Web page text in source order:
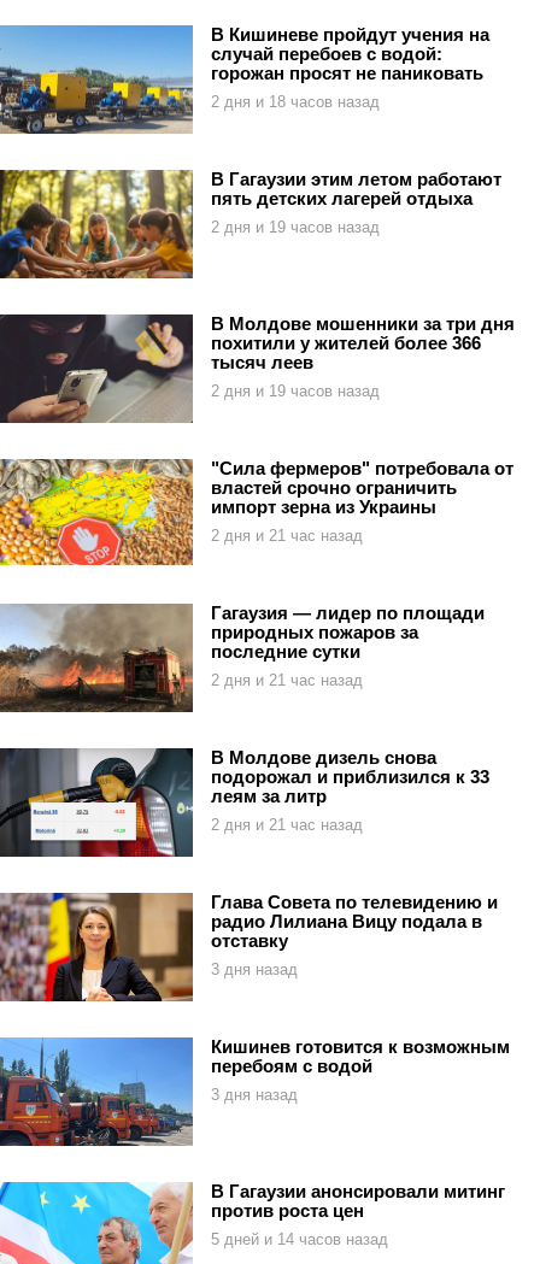
В Кишиневе пройдут учения на
случай перебоев с водой:
горожан просят не паниковать
2 дня и 18 часов назад
В Гагаузии этим летом работают
пять детских лагерей отдыха
2 дня и 19 часов назад
В Молдове мошенники за три дня
похитили у жителей более 366
тысяч леев
2 дня и 19 часов назад
"Сила фермеров" потребовала от
властей срочно ограничить
импорт зерна из Украины
2 дня и 21 час назад
Гагаузия — лидер по площади
природных пожаров за
последние сутки
2 дня и 21 час назад
В Молдове дизель снова
подорожал и приблизился к 33
леям за литр
2 дня и 21 час назад
Глава Совета по телевидению и
радио Лилиана Вицу подала в
отставку
3 дня назад
Кишинев готовится к возможным
перебоям с водой
3 дня назад
В Гагаузии анонсировали митинг
против роста цен
5 дней и 14 часов назад